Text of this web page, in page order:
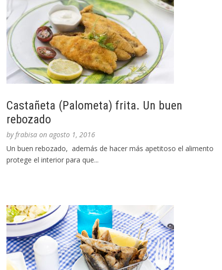
Castañeta (Palometa) frita. Un buen
rebozado
byfrabisa onagosto 1, 2016
Un buen rebozado, además de hacer más apetitoso el alimento
protege el interior para que...